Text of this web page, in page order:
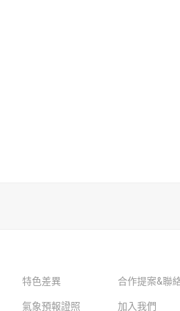
特色差異 合作提案&聯
氣象預報證照 加入我們